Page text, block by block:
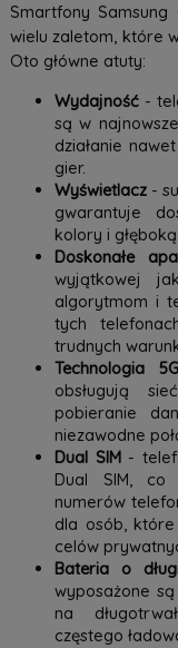
Smartfony Samsung
wielu zaletom, które
Oto główne atuty:
Wydajność-
są w
działanie
gier.
Wyświetlacz-
gwarantuje
kolory i
Doskonałe
wyjątkowej
algorytmom i
tych
trudnych
Technologia 5G
obsługują
pobieranie
niezawodne
Dual SIM-
Dual SIM, co
numerów
dla osób,
celów
Bateria o
wyposażone
na
częstego